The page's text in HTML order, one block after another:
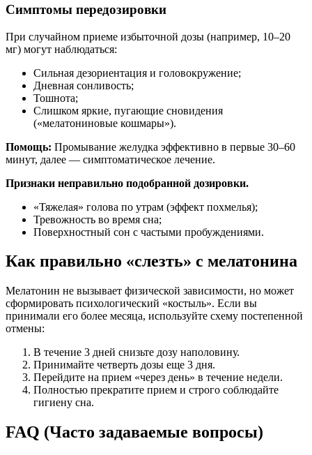
Симптомы передозировки
При случайном приеме избыточной дозы (например, 10–20
мг) могут наблюдаться:
Сильная дезориентация и головокружение;
Дневная сонливость;
Тошнота;
Слишком яркие, пугающие сновидения
(«мелатониновые кошмары»).
Помощь: Промывание желудка эффективно в первые 30–60
минут, далее — симптоматическое лечение.
Признаки неправильно подобранной дозировки.
«Тяжелая» голова по утрам (эффект похмелья);
Тревожность во время сна;
Поверхностный сон с частыми пробуждениями.
Как правильно «слезть» с мелатонина
Мелатонин не вызывает физической зависимости, но может
сформировать психологический «костыль». Если вы
принимали его более месяца, используйте схему постепенной
отмены:
В течение 3 дней снизьте дозу наполовину.
Принимайте четверть дозы еще 3 дня.
Перейдите на прием «через день» в течение недели.
Полностью прекратите прием и строго соблюдайте
гигиену сна.
FAQ (Часто задаваемые вопросы)